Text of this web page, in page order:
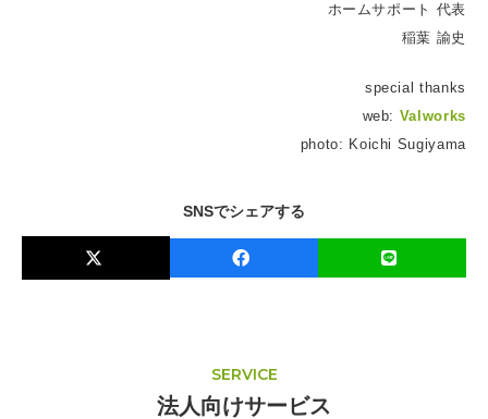
ホームサポート 代表
稲葉 諭史
special thanks
web: Valworks
photo: Koichi Sugiyama
SNSでシェアする
SERVICE
法人向けサービス